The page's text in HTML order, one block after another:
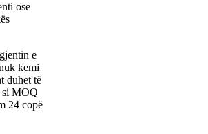
ose
e
kemi
duhet të
si MOQ
24 copë